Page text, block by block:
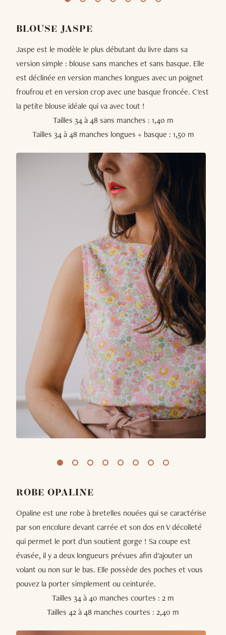
BLOUSE JASPE
Jaspe est le modèle le plus débutant du livre dans sa
version simple : blouse sans manches et sans basque. Elle
est déclinée en version manches longues avec un poignet
froufrou et en version crop avec une basque froncée. C'est
la petite blouse idéale qui va avec tout !
Tailles 34 à 48 sans manches : 1,40 m
Tailles 34 à 48 manches longues + basque : 1,50 m
ROBE OPALINE
Opaline est une robe à bretelles nouées qui se caractérise
par son encolure devant carrée et son dos en V décolleté
qui permet le port d'un soutient gorge ! Sa coupe est
évasée, il y a deux longueurs prévues afin d'ajouter un
volant ou non sur le bas. Elle possède des poches et vous
pouvez la porter simplement ou ceinturée.
Tailles 34 à 40 manches courtes : 2 m
Tailles 42 à 48 manches courtes : 2,40 m